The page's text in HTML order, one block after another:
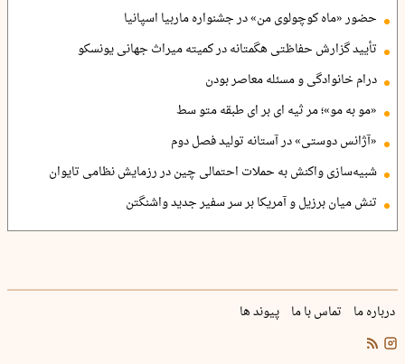
حضور «ماه کوچولوی من» در جشنواره ماربیا اسپانیا
تأیید گزارش حفاظتی هگمتانه در کمیته میراث جهانی یونسکو
درام خانوادگی و مسئله معاصر بودن
«مو به مو»؛ مر ثیه ای بر ای طبقه متو سط
«آژانس دوستی» در آستانه تولید فصل دوم
شبیه‌سازی واکنش به حملات احتمالی چین در رزمایش نظامی تایوان
تنش میان برزیل و آمریکا بر سر سفیر جدید واشنگتن
درباره ما تماس با ما پیوند ها